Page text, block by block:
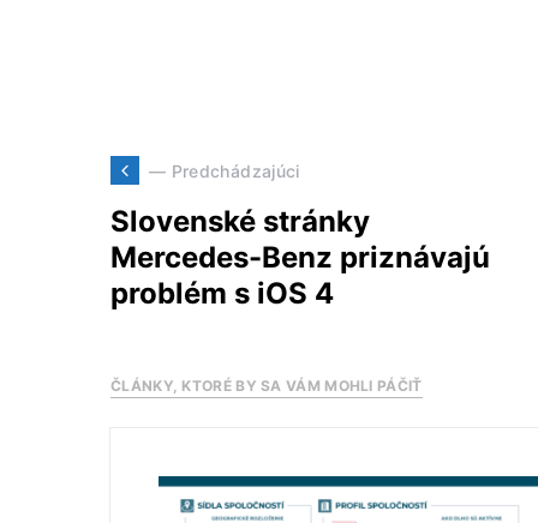
— Predchádzajúci
Slovenské stránky
Mercedes-Benz priznávajú
problém s iOS 4
ČLÁNKY, KTORÉ BY SA VÁM MOHLI PÁČIŤ